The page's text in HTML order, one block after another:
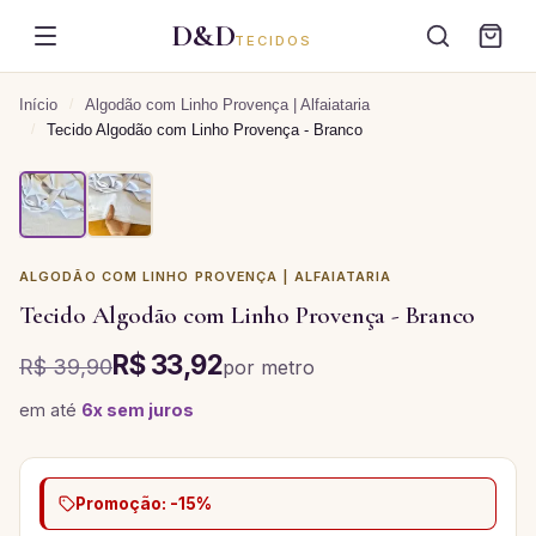
D&DTECIDOS
Início / Algodão com Linho Provença | Alfaiataria
/ Tecido Algodão com Linho Provença - Branco
ALGODÃO COM LINHO PROVENÇA | ALFAIATARIA
Tecido Algodão com Linho Provença - Branco
R$ 39,90R$ 33,92por metro
em até 6x sem juros
Promoção: -15%